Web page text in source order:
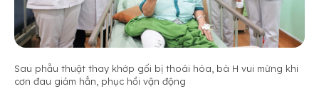
Sau phẫu thuật thay khớp gối bị thoái hóa, bà H vui mừng khi
cơn đau giảm hẳn, phục hồi vận động